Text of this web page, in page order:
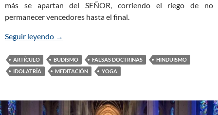
más se apartan del SEÑOR, corriendo el riego de no
permanecer vencedores hasta el final.
Seguir leyendo Los Peligros del Yoga para los Cristianos (Parte
→
ARTÍCULO BUDISMO FALSAS DOCTRINAS
HINDUISMO
IDOLATRÍA
MEDITACIÓN YOGA